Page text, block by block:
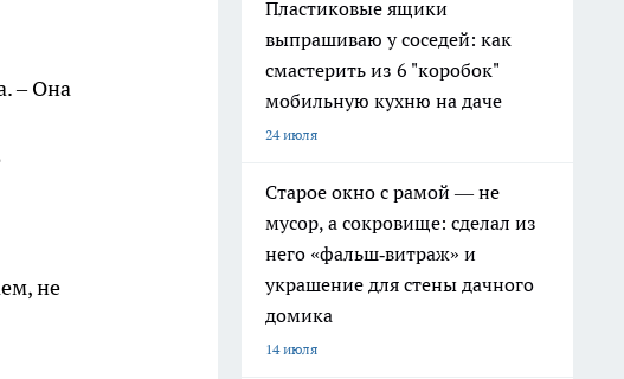
– Она
не
Пластиковые ящики
выпрашиваю у соседей: как
смастерить из 6 "коробок"
мобильную кухню на даче
24 июля
Старое окно с рамой — не
мусор, а сокровище: сделал из
него «фальш‑витраж» и
украшение для стены дачного
домика
14 июля